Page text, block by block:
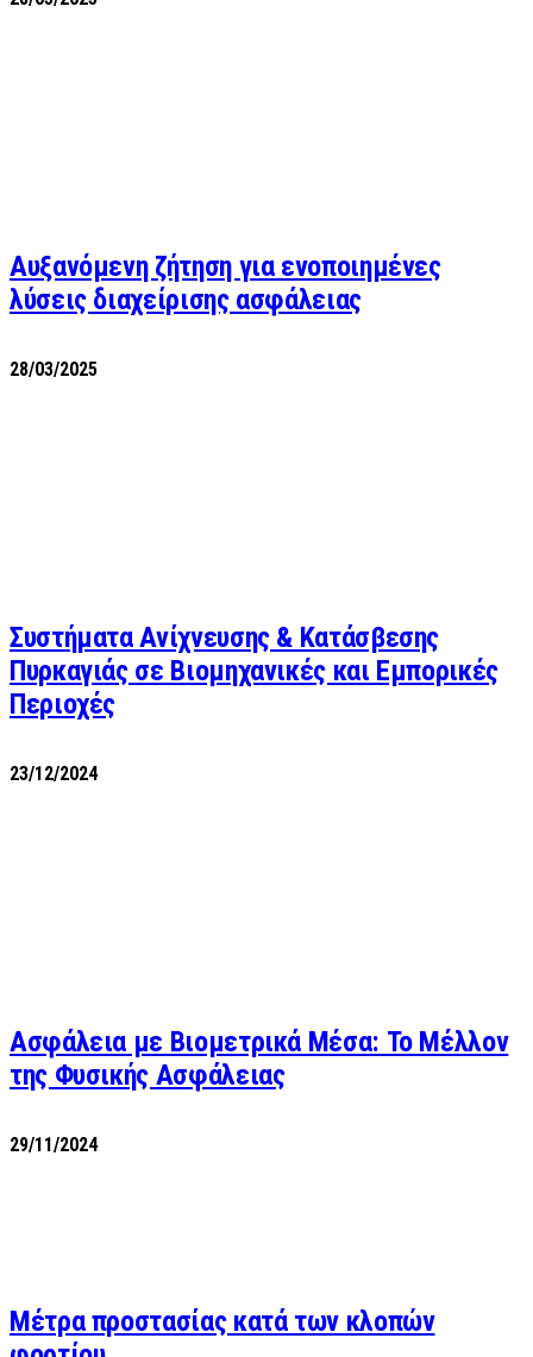
Αυξανόμενη ζήτηση για ενοποιημένες
λύσεις διαχείρισης ασφάλειας
28/03/2025
Συστήματα Ανίχνευσης & Κατάσβεσης
Πυρκαγιάς σε Βιομηχανικές και Εμπορικές
Περιοχές
23/12/2024
Ασφάλεια με Βιομετρικά Μέσα: Το Μέλλον
της Φυσικής Ασφάλειας
29/11/2024
Μέτρα προστασίας κατά των κλοπών